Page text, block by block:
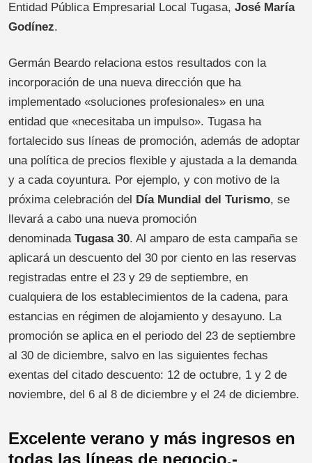
Entidad Pública Empresarial Local Tugasa, José María
Godínez.
Germán Beardo relaciona estos resultados con la
incorporación de una nueva dirección que ha
implementado «soluciones profesionales» en una
entidad que «necesitaba un impulso». Tugasa ha
fortalecido sus líneas de promoción, además de adoptar
una política de precios flexible y ajustada a la demanda
y a cada coyuntura. Por ejemplo, y con motivo de la
próxima celebración del
Día Mundial del Turismo, se
llevará a cabo una nueva promoción
denominada Tugasa 30. Al amparo de esta campaña se
aplicará un descuento del 30 por ciento en las reservas
registradas entre el 23 y 29 de septiembre, en
cualquiera de los establecimientos de la cadena, para
estancias en régimen de alojamiento y desayuno. La
promoción se aplica en el periodo del 23 de septiembre
al 30 de diciembre, salvo en las siguientes fechas
exentas del citado descuento: 12 de octubre, 1 y 2 de
noviembre, del 6 al 8 de diciembre y el 24 de diciembre.
Excelente verano y más ingresos en